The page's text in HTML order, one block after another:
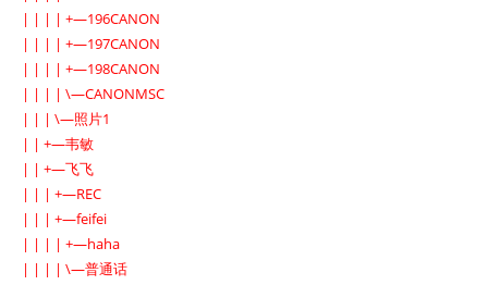
| | | | +—196CANON
| | | | +—197CANON
| | | | +—198CANON
| | | | \—CANONMSC
| | | \—照片1
| | +—韦敏
| | +—飞飞
| | | +—REC
| | | +—feifei
| | | | +—haha
| | | | \—普通话